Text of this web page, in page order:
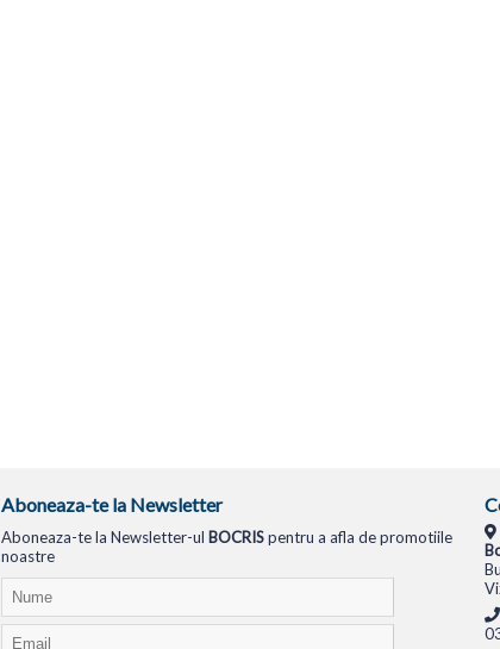
Aboneaza-te la Newsletter
Aboneaza-te la Newsletter-ul BOCRISpentru a afla de promotiile
noastre